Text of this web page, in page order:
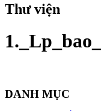
Thư viện
DANH MỤC